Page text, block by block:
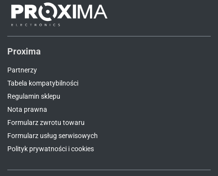
Proxima
Partnerzy
Tabela kompatybilności
Regulamin sklepu
Nota prawna
Formularz zwrotu towaru
Formularz usług serwisowych
Polityk prywatności i cookies